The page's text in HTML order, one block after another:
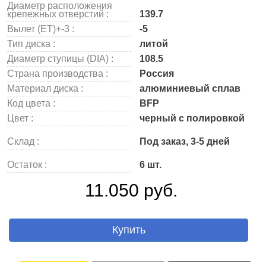
Диаметр расположения
крепежных отверстий :
139.7
Вылет (ET)+-3 :
-5
Тип диска :
литой
Диаметр ступицы (DIA) :
108.5
Страна производства :
Россия
Материал диска :
алюминиевый сплав
Код цвета :
BFP
Цвет :
черный с полировкой
Склад : Под заказ, 3-5 дней
Остаток : 6 шт.
11.050 руб.
Купить